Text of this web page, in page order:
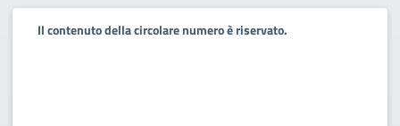
Il contenuto della circolare numero è riservato.